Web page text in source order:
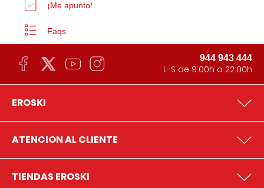
¡Me apunto!
Faqs
944 943 444
L-S de 9:00h a 22:00h
EROSKI
ATENCION AL CLIENTE
TIENDAS EROSKI